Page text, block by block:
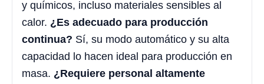
y químicos, incluso materiales sensibles al
calor. ¿Es adecuado para producción
continua? Sí, su modo automático y su alta
capacidad lo hacen ideal para producción en
masa. ¿Requiere personal altamente